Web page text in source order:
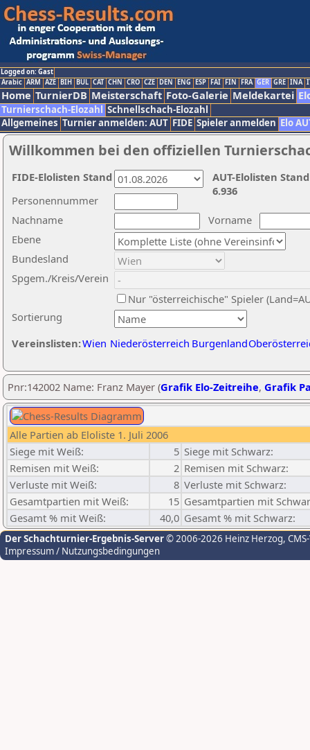
Logged on: Gast
Arabic ARM AZE BIH BUL CAT CHN CRO CZE DEN ENG ESP FAI FIN FRA GER GRE INA
Home TurnierDB Meisterschaft Foto-Galerie Meldekartei
Turnierschach-Elozahl Schnellschach-Elozahl
Allgemeines Turnier anmelden: AUT FIDE Spieler anmelden Elo
Willkommen bei den offiziellen
Nachname
Vorname
Ebene
Sortierung
Personennummer
Bundesland
Spgem./Kreis/Verein
Nur "österreichische" Spieler
Vereinslisten:Wien Niederösterreich Burgenland
AUT-Elolisten
6.936
FIDE-Elolisten Stand
Pnr:142002 Name: Franz Mayer (Grafik Elo-Zeitreihe, Grafik
Alle Partien ab Eloliste 1. Juli 2006
Siege mit Weiß:
5 Siege mit Schwarz:
Remisen mit Weiß:
2 Remisen mit Schwarz:
Verluste mit Weiß:
8 Verluste mit Schwarz:
Gesamtpartien mit Weiß:
15 Gesamtpartien mit
Gesamt % mit Weiß:
40,0 Gesamt % mit Schwarz:
Der Schachturnier-Ergebnis-Server© 2006-2026 Heinz Herzog,
Impressum / Nutzungsbedingungen